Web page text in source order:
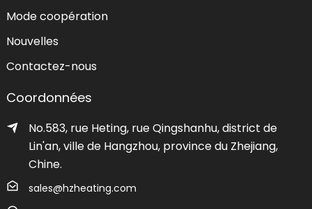
Mode coopération
Nouvelles
Contactez-nous
Coordonnées
No.583, rue Heting, rue Qingshanhu, district de
Lin'an, ville de Hangzhou, province du Zhejiang,
Chine.
sales@hzheating.com